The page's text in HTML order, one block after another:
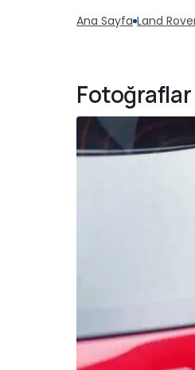
Ana Sayfa Land
Fotoğraflar